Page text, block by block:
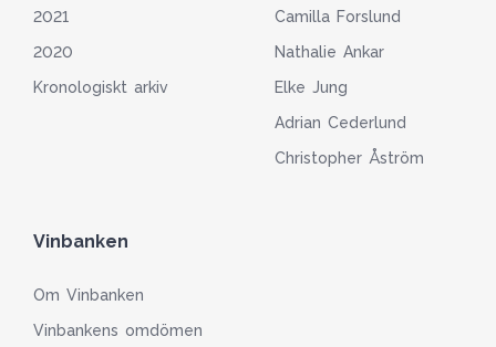
2021
2020
Kronologiskt arkiv
Camilla Forslund
Nathalie Ankar
Elke Jung
Adrian Cederlund
Christopher Åström
Vinbanken
Om Vinbanken
Vinbankens omdömen